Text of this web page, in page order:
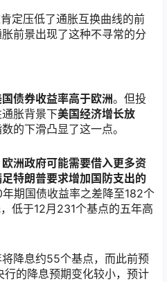
定压低了通胀互换曲线的前
前景出现了这种不寻常的分
债券收益率高于欧洲。但投
胀背景下美国经济增长放
的下滑凸显了这一点。
欧洲政府可能需要借入更多资
特朗普要求增加国防支出的
期国债收益率之差降至182个
低于12月231个基点的五年高
降息约55个基点，而此前预
的降息预期变化较小，预计